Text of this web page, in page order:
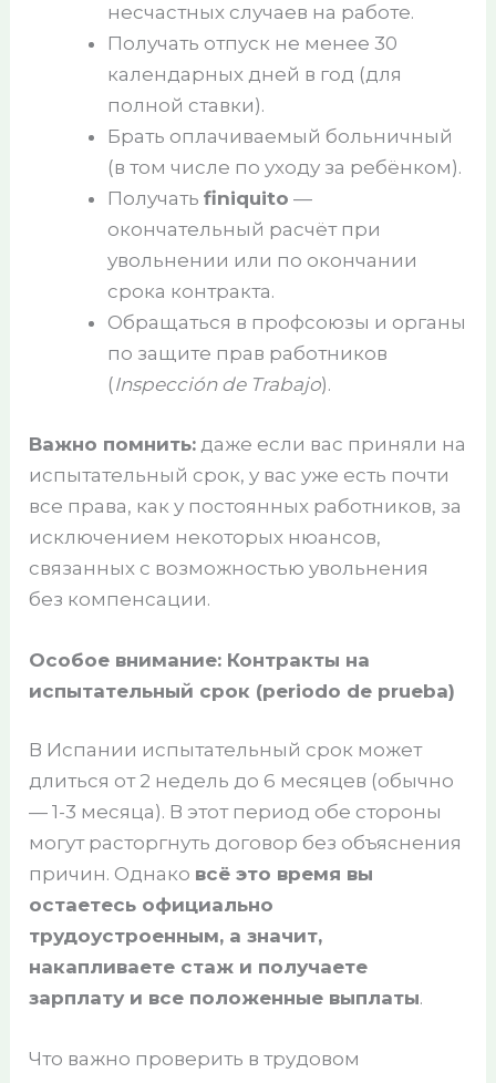
несчастных случаев на работе.
Получать отпуск не менее 30
календарных дней в год (для
полной ставки).
Брать оплачиваемый больничный
(в том числе по уходу за ребёнком).
Получатьfiniquito —
окончательный расчёт при
увольнении или по окончании
срока контракта.
Обращаться в профсоюзы и органы
по защите прав работников
(Inspección de Trabajo).
Важно помнить: даже если вас приняли на
испытательный срок, у вас уже есть почти
все права, как у постоянных работников, за
исключением некоторых нюансов,
связанных с возможностью увольнения
без компенсации.
Особое внимание: Контракты на
испытательный срок (periodo de prueba)
В Испании испытательный срок может
длиться от 2 недель до 6 месяцев (обычно
— 1-3 месяца). В этот период обе стороны
могут расторгнуть договор без объяснения
причин. Однако всё это время вы
остаетесь официально
трудоустроенным, а значит,
накапливаете стаж и получаете
зарплату и все положенные выплаты.
Что важно проверить в трудовом